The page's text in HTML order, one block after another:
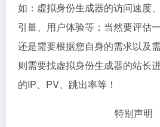
如：虚拟身份生成器的访问速度
引量、用户体验等；当然要评估
还是需要根据您自身的需求以及
则需要找虚拟身份生成器的站长
的IP、PV、跳出率等！
特别声明